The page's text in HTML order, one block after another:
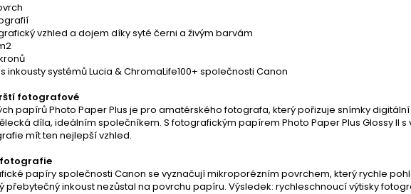
vzhled a dojem díky syté černi a živým barvám
inkousty systémů Lucia & ChromaLife100+ společnosti Canon
fotografové
papírů Photo Paper Plus je pro amatérského fotografa, který pořizuje snímky
díla, ideálním společníkem. S fotografickým papírem Photo Paper Plus Glossy II
mít ten nejlepší vzhled.
fotografie
papíry společnosti Canon se vyznačují mikroporézním povrchem, který rychle
přebytečný inkoust nezůstal na povrchu papíru. Výsledek: rychleschnoucí výtisky